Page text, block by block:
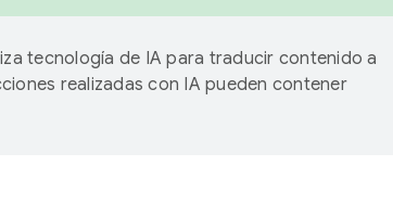
tecnología de IA para traducir contenido a
realizadas con IA pueden contener